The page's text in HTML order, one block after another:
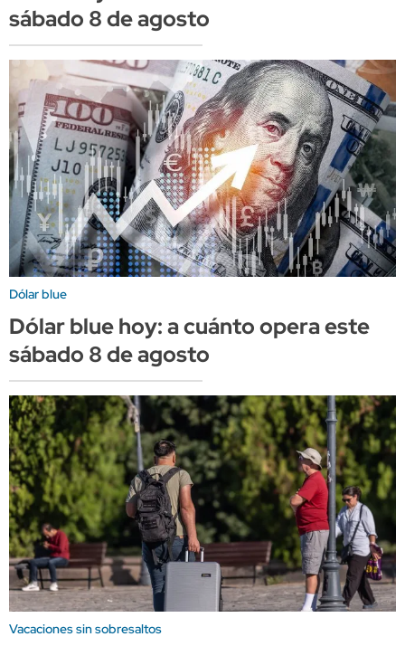
sábado 8 de agosto
Dólar blue
Dólar blue hoy: a cuánto opera este
sábado 8 de agosto
Vacaciones sin sobresaltos